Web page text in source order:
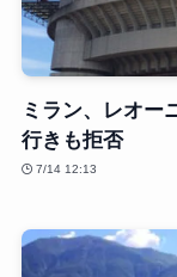
ミラン、レオ
行きも拒否
7/14 12:13